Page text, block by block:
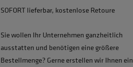
SOFORT lieferbar, kostenlose Retoure
Sie wollen Ihr Unternehmen ganzheitlich
ausstatten und benötigen eine größere
Bestellmenge? Gerne erstellen wir Ihnen ein